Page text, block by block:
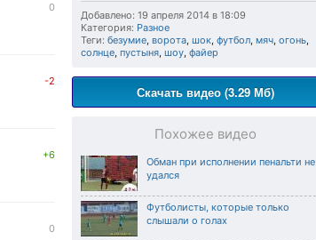
Добавлено: 19 апреля 2014 в 18:09
Категория: Разное
Теги: безумие, ворота, шок, футбол, мяч, огонь,
солнце, пустыня, шоу, файер
Скачать видео (3.29 Мб)
Похожее видео
Обман при исполнении пенальти не
удался
Футболисты, которые только
слышали о голах
0
-2
+6
0